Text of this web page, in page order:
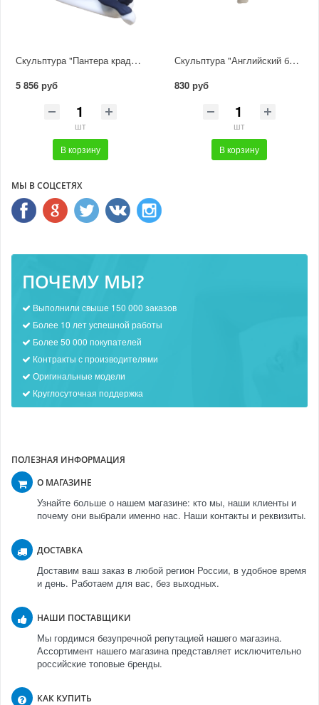
Скульптура "Пантера крадется"
5 856 руб
шт
В корзину
Скульптура "Английский бульдог"
830 руб
шт
В корзину
МЫ В СОЦСЕТЯХ
ПОЧЕМУ МЫ?
Выполнили свыше 150 000 заказов
Более 10 лет успешной работы
Более 50 000 покупателей
Контракты с производителями
Оригинальные модели
Круглосуточная поддержка
ПОЛЕЗНАЯ ИНФОРМАЦИЯ
О МАГАЗИНЕ
Узнайте больше о нашем магазине: кто мы, наши клиенты и
почему они выбрали именно нас. Наши контакты и реквизиты.
ДОСТАВКА
Доставим ваш заказ в любой регион России, в удобное время
и день. Работаем для вас, без выходных.
НАШИ ПОСТАВЩИКИ
Мы гордимся безупречной репутацией нашего магазина.
Ассортимент нашего магазина представляет исключительно
российские топовые бренды.
КАК КУПИТЬ